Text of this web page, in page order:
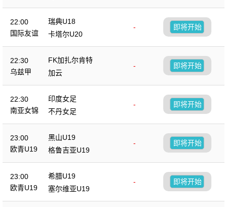
22:00
国际友谊
瑞典U18
-
卡塔尔U20
即将开始
22:30
乌兹甲
FK加扎尔肯特
-
加云
即将开始
22:30
南亚女锦
印度女足
-
不丹女足
即将开始
23:00
欧青U19
黑山U19
-
格鲁吉亚U19
即将开始
23:00
欧青U19
希腊U19
-
塞尔维亚U19
即将开始